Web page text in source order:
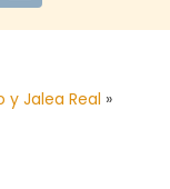
y Jalea Real »